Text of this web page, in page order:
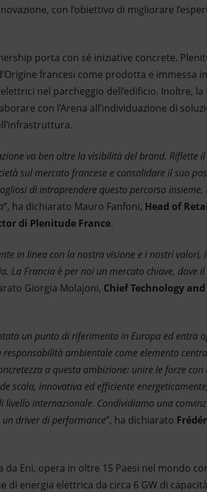
con l’obiettivo di migliorare
porta con sé iniziative concrete.
francesi come prodotta e immessa
nel parcheggio dell’edificio. Inoltre,
con l’Arena all’individuazione di
va ben oltre la visibilità del brand. Riflette
sul mercato francese e consolidare il suo
di intraprendere questo percorso
”, ha dichiarato Mauro Fanfoni, Head of
di Plenitude France.
in linea con la nostra visione e i nostri
La Francia è per noi un mercato chiave, dove
Giorgia Molajoni, Chief Technology
un punto di riferimento in Europa ed entra
ambientale come elemento
a questa ambizione: unire le forze
scala, innovativa ed efficiente
livello internazionale. Condividiamo una
driver di performance”, ha dichiarato
da Eni, opera in oltre 15 Paesi nel mondo
di energia elettrica da circa 6 GW di